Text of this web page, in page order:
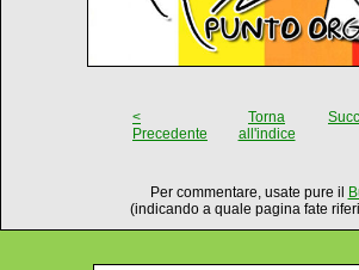
<
Precedente
Torna
all'indice
Per commentare, usate pure il
(indicando a quale pagina fate